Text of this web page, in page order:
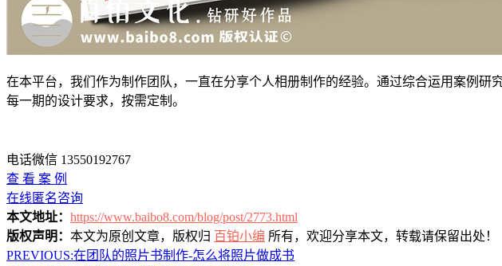
在本平台，我们作为制作团队，一直在分享个人相册制作的经验。通过综合运用案例
每一期的设计要求，按需定制。
电话微信 13550192767
查 看 案 例
在线匿名咨询
本文地址： https://www.baibo8.com/blog/post/2773.html
版权声明： 本文为原创文章，版权归 百铂小编 所有，欢迎分享本文，转载请保留出处！
PREVIOUS:在团队的照片书制作-怎么将照片做成书